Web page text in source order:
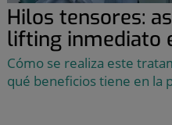
Hilos tensores:
lifting inmediato
Cómo se realiza este
qué beneficios tiene en la